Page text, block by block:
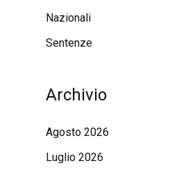
Nazionali
Sentenze
Archivio
Agosto 2026
Luglio 2026